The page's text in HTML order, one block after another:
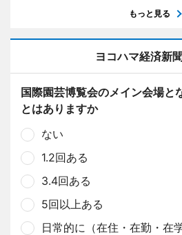
もっと見る
ヨコハマ経済新
国際園芸博覧会のメイン会場と
とはありますか
ない
1.2回ある
3.4回ある
5回以上ある
日常的に（在住・在勤・在学